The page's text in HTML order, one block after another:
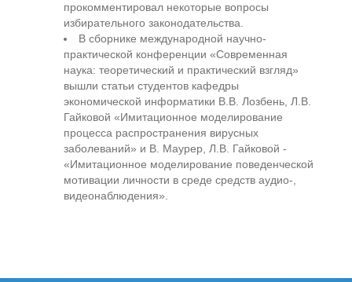
прокомментировал некоторые вопросы
избирательного законодательства.
В сборнике международной научно-
практической конференции «Современная
наука: теоретический и практический взгляд»
вышли статьи студентов кафедры
экономической информатики В.В. Лозбень, Л.В.
Гайковой «Имитационное моделирование
процесса распространения вирусных
заболеваний» и В. Маурер, Л.В. Гайковой -
«Имитационное моделирование поведенческой
мотивации личности в среде средств аудио-,
видеонаблюдения».